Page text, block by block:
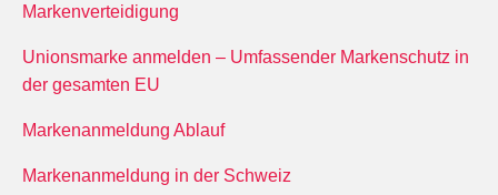
Markenverteidigung
Unionsmarke anmelden – Umfassender Markenschutz in
der gesamten EU
Markenanmeldung Ablauf
Markenanmeldung in der Schweiz